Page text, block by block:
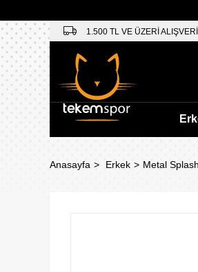
1.500 TL VE ÜZERİ
Anasayfa Erkek Metal